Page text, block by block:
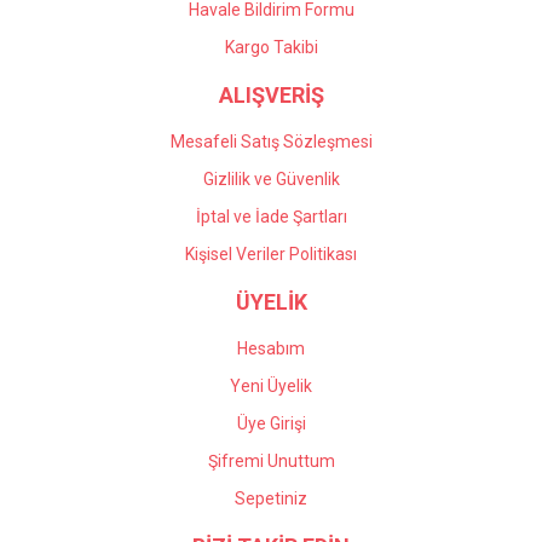
Gönder
Havale Bildirim Formu
Kargo Takibi
ALIŞVERİŞ
Mesafeli Satış Sözleşmesi
Gizlilik ve Güvenlik
İptal ve İade Şartları
Kişisel Veriler Politikası
ÜYELİK
Hesabım
Yeni Üyelik
Üye Girişi
Şifremi Unuttum
Sepetiniz